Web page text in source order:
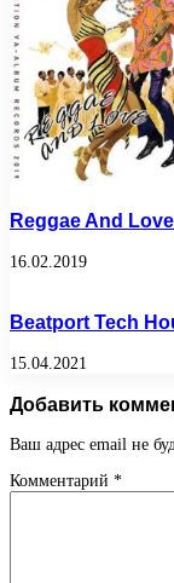
Reggae And
16.02.2019
Beatport Tech
15.04.2021
Добавить
Ваш адрес email не
Комментарий *